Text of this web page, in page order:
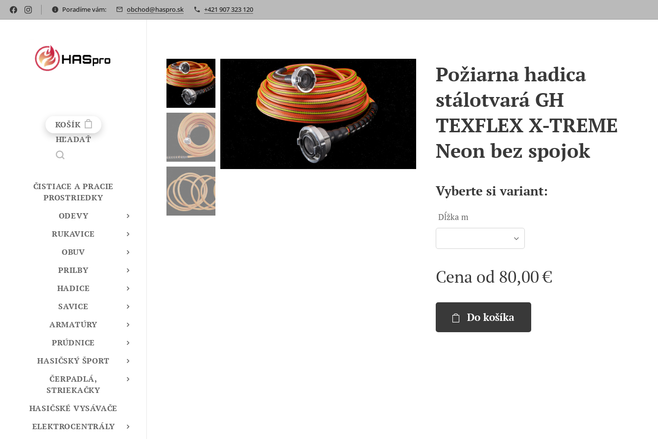
Poradíme vám: obchod@haspro.sk +421 907 323 120
KOŠÍK
HĽADAŤ
ČISTIACE A PRACIE
PROSTRIEDKY
ODEVY
RUKAVICE
OBUV
PRILBY
HADICE
SAVICE
ARMATÚRY
PRÚDNICE
HASIČSKÝ ŠPORT
ČERPADLÁ,
STRIEKAČKY
HASIČSKÉ VYSÁVAČE
ELEKTROCENTRÁLY
Požiarna hadica
stálotvará GH
TEXFLEX X-TREME
Neon bez spojok
Vyberte si variant:
Dĺžka m
Cena od 80,00€
Do košíka